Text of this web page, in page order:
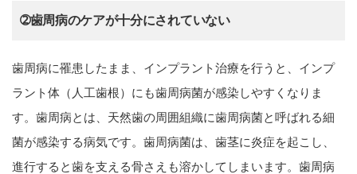
➁歯周病のケアが十分にされていない
歯周病に罹患したまま、インプラント治療を行うと、インプ
ラント体（人工歯根）にも歯周病菌が感染しやすくなりま
す。歯周病とは、天然歯の周囲組織に歯周病菌と呼ばれる細
菌が感染する病気です。歯周病菌は、歯茎に炎症を起こし、
進行すると歯を支える骨さえも溶かしてしまいます。歯周病